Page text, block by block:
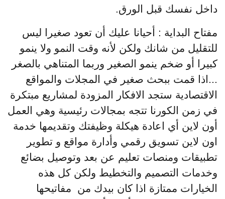
داخل نفسك قبل الورق.
مفتاح البداية : أحيانا عليك أن تعود صغيرا ليس
للتقليل من شانك ولكن لأنه وقت النمو ولا ينمو
كبيرا أو ضخم ينمو الصغير وربما المتناهي بالصغر
...اذا قمت ببحث صغير في المجلات والمواقع
الاقتصادية ستجد الافكار المزودة لمشاريع مبتكرة
في زمن الكورنا تتجه بمجالات رئيسية وهي العمل
أون لاين أي اعادة هيكلة وظيفتك وتقديمها خدمة
اون لاين تسويق رقمي وأدارة مواقع و تطوير
تطبيقات ومنصات تعليم عن بعد وتوصيل بضائع
وخدمات التصميم والتخطيط ولكن كل هذه
الخيارات ممتازة اذا كان بيدك من مفاتيحها